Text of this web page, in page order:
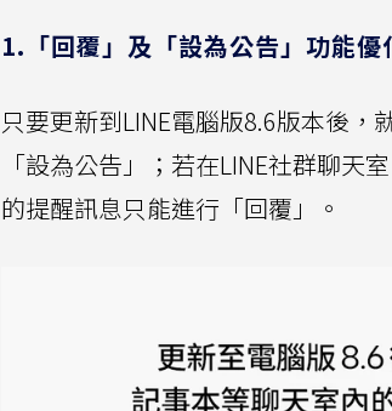
1.「回覆」及「設為公告」功能優
只要更新到LINE電腦版8.6版本後，
「設為公告」；若在LINE社群聊
的提醒訊息只能進行「回覆」。